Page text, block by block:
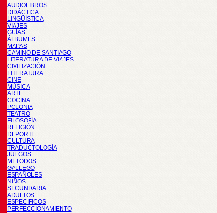
AUDIOLIBROS
DIDÁCTICA
LINGÜÍSTICA
VIAJES
GUÍAS
ÁLBUMES
MAPAS
CAMINO DE SANTIAGO
LITERATURA DE VIAJES
CIVILIZACIÓN
LITERATURA
CINE
MÚSICA
ARTE
COCINA
POLONIA
TEATRO
FILOSOFÍA
RELIGIÓN
DEPORTE
CULTURA
TRADUCTOLOGÍA
JUEGOS
METODOS
GALLEGO
ESPAÑOLES
NIÑOS
SECUNDARIA
ADULTOS
ESPECIFICOS
PERFECCIONAMIENTO